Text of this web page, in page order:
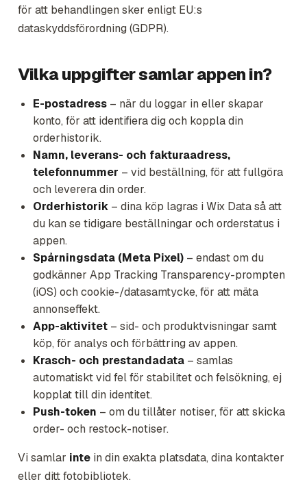
för att behandlingen sker enligt EU:s
dataskyddsförordning (GDPR).
Vilka uppgifter samlar appen in?
E-postadress – när du loggar in eller skapar
konto, för att identifiera dig och koppla din
orderhistorik.
Namn, leverans- och fakturaadress,
telefonnummer – vid beställning, för att fullgöra
och leverera din order.
Orderhistorik – dina köp lagras i Wix Data så att
du kan se tidigare beställningar och orderstatus i
appen.
Spårningsdata (Meta Pixel) – endast om du
godkänner App Tracking Transparency-prompten
(iOS) och cookie-/datasamtycke, för att mäta
annonseffekt.
App-aktivitet – sid- och produktvisningar samt
köp, för analys och förbättring av appen.
Krasch- och prestandadata – samlas
automatiskt vid fel för stabilitet och felsökning, ej
kopplat till din identitet.
Push-token – om du tillåter notiser, för att skicka
order- och restock-notiser.
Vi samlar inte in din exakta platsdata, dina kontakter
eller ditt fotobibliotek.